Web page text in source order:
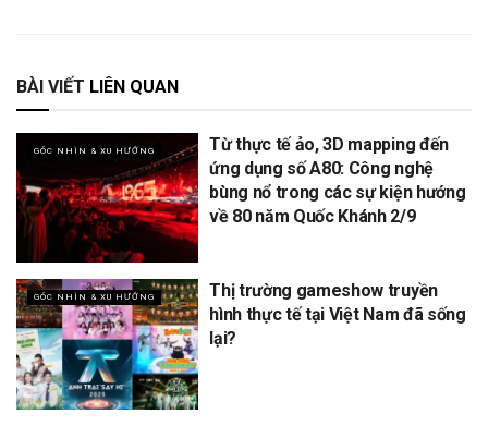
BÀI VIẾT LIÊN QUAN
GÓC NHÌN & XU HƯỚNG
Từ thực tế ảo, 3D mapping đến
ứng dụng số A80: Công nghệ
bùng nổ trong các sự kiện hướng
về 80 năm Quốc Khánh 2/9
GÓC NHÌN & XU HƯỚNG
Thị trường gameshow truyền
hình thực tế tại Việt Nam đã sống
lại?